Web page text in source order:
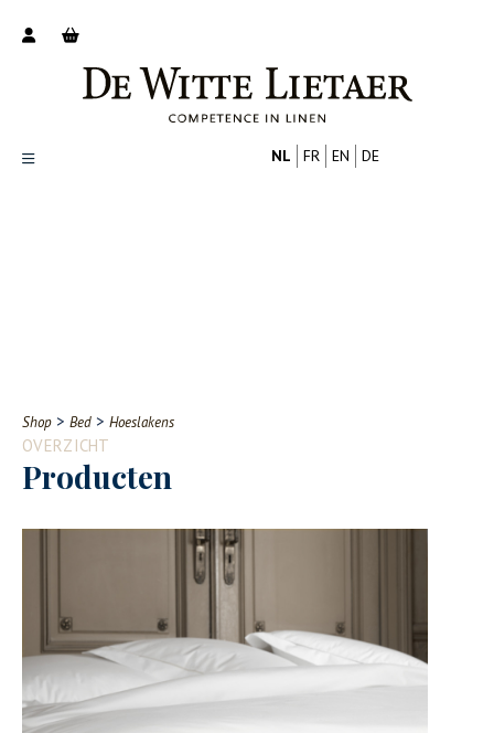
Contact
NL FR EN DE
Shop > Bed > Hoeslakens
OVERZICHT
Producten